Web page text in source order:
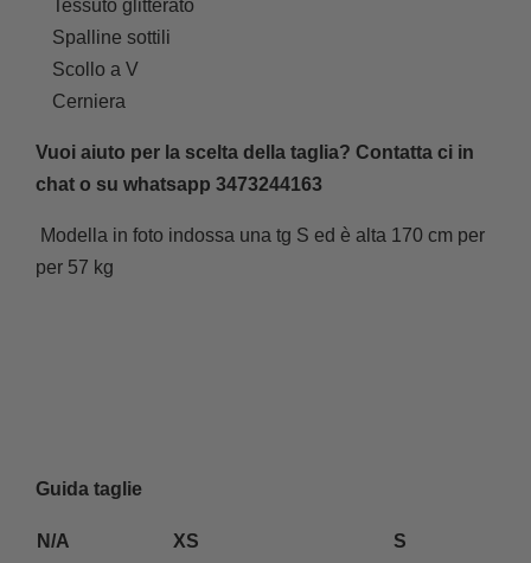
Tessuto glitterato
Spalline sottili
Scollo a V
Cerniera
Vuoi aiuto per la scelta della taglia? Contatta ci in
chat o su whatsapp 3473244163
Modella in foto indossa una tg S ed è alta 170 cm per
per 57 kg
Guida taglie
N/A XS
S